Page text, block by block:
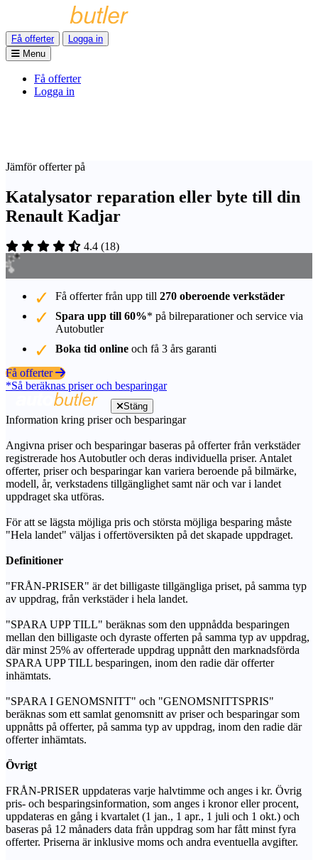
Få offerter
Logga in
Menu
Få offerter
Logga in
Jämför offerter på
Katalysator reparation eller byte till din
Renault Kadjar
4.4 (18)
Få offerter från upp till 270 oberoende verkstäder
Spara upp till 60%* på bilreparationer och service via
Autobutler
Boka tid online och få 3 års garanti
Få offerter
*Så beräknas priser och besparingar
Stäng
Information kring priser och besparingar
Angivna priser och besparingar baseras på offerter från verkstäder
registrerade hos Autobutler och deras individuella priser. Antalet
offerter, priser och besparingar kan variera beroende på bilmärke,
modell, år, verkstadens tillgänglighet samt när och var i landet
uppdraget ska utföras.
För att se lägsta möjliga pris och största möjliga besparing måste
"Hela landet" väljas i offertöversikten på det skapade uppdraget.
Definitioner
"FRÅN-PRISER" är det billigaste tillgängliga priset, på samma typ
av uppdrag, från verkstäder i hela landet.
"SPARA UPP TILL" beräknas som den uppnådda besparingen
mellan den billigaste och dyraste offerten på samma typ av uppdrag,
där minst 25% av offerterade uppdrag uppnått den marknadsförda
SPARA UPP TILL besparingen, inom den radie där offerter
inhämtats.
"SPARA I GENOMSNITT" och "GENOMSNITTSPRIS"
beräknas som ett samlat genomsnitt av priser och besparingar som
uppnåtts på offerter, på samma typ av uppdrag, inom den radie där
offerter inhämtats.
Övrigt
FRÅN-PRISER uppdateras varje halvtimme och anges i kr. Övrig
pris- och besparingsinformation, som anges i kronor eller procent,
uppdateras en gång i kvartalet (1 jan., 1 apr., 1 juli och 1 okt.) och
baseras på 12 månaders data från uppdrag som har fått minst fyra
offerter. Priserna är inklusive moms och andra eventuella avgifter.